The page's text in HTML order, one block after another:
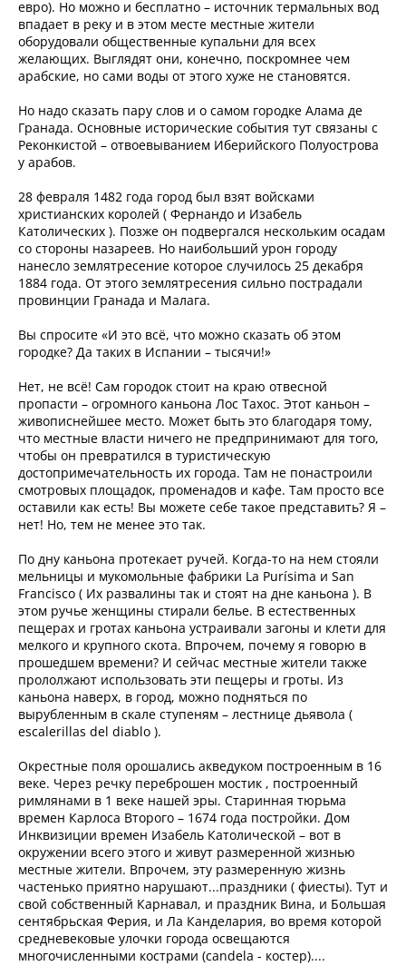
евро). Но можно и бесплатно – источник термальных вод
впадает в реку и в этом месте местные жители
оборудовали общественные купальни для всех
желающих. Выглядят они, конечно, поскромнее чем
арабские, но сами воды от этого хуже не становятся.
Но надо сказать пару слов и о самом городке Алама де
Гранада. Основные исторические события тут связаны с
Реконкистой – отвоевыванием Иберийского Полуострова
у арабов.
28 февраля 1482 года город был взят войсками
христианских королей ( Фернандо и Изабель
Католических ). Позже он подвергался нескольким осадам
со стороны назареев. Но наибольший урон городу
нанесло землятресение которое случилось 25 декабря
1884 года. От этого землятресения сильно пострадали
провинции Гранада и Малага.
Вы спросите «И это всё, что можно сказать об этом
городке? Да таких в Испании – тысячи!»
Нет, не всё! Сам городок стоит на краю отвесной
пропасти – огромного каньона Лос Тахос. Этот каньон –
живописнейшее место. Может быть это благодаря тому,
что местные власти ничего не предпринимают для того,
чтобы он превратился в туристическую
достопримечательность их города. Там не понастроили
смотровых площадок, променадов и кафе. Там просто все
оставили как есть! Вы можете себе такое представить? Я –
нет! Но, тем не менее это так.
По дну каньона протекает ручей. Когда-то на нем стояли
мельницы и мукомольные фабрики La Purísima и San
Francisco ( Их развалины так и стоят на дне каньона ). В
этом ручье женщины стирали белье. В естественных
пещерах и гротах каньона устраивали загоны и клети для
мелкого и крупного скота. Впрочем, почему я говорю в
прошедшем времени? И сейчас местные жители также
прололжают использовать эти пещеры и гроты. Из
каньона наверх, в город, можно подняться по
вырубленным в скале ступеням – лестнице дьявола (
escalerillas del diablo ).
Окрестные поля орошались акведуком построенным в 16
веке. Через речку переброшен мостик , построенный
римлянами в 1 веке нашей эры. Старинная тюрьма
времен Карлоса Второго – 1674 года постройки. Дом
Инквизиции времен Изабель Католической – вот в
окружении всего этого и живут размеренной жизнью
местные жители. Впрочем, эту размеренную жизнь
частенько приятно нарушают...праздники ( фиесты). Тут и
свой собственный Карнавал, и праздник Вина, и Большая
сентябрьская Ферия, и Ла Канделария, во время которой
средневековые улочки города освещаются
многочисленными кострами (candela - костер)....